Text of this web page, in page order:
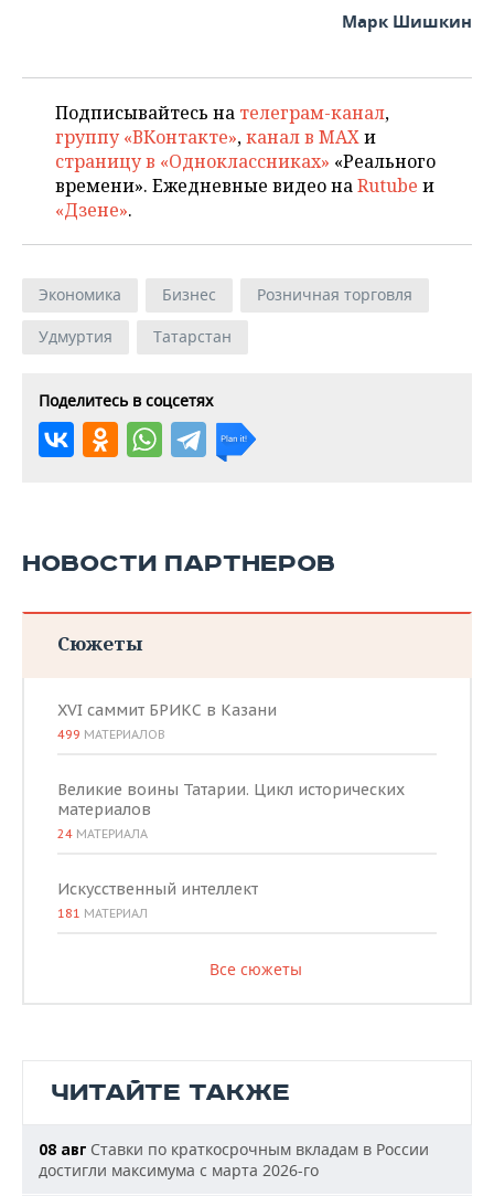
Марк Шишкин
Подписывайтесь на телеграм-канал,
группу «ВКонтакте»,канал в MAXи
страницу в «Одноклассниках» «Реального
времени». Ежедневные видео наRutube и
«Дзене».
Экономика Бизнес
Розничная торговля
Удмуртия
Татарстан
Поделитесь в соцсетях
НОВОСТИ ПАРТНЕРОВ
Сюжеты
XVI саммит БРИКС в Казани
499 МАТЕРИАЛОВ
Великие воины Татарии. Цикл исторических
материалов
24 МАТЕРИАЛА
Искусственный интеллект
181 МАТЕРИАЛ
Все сюжеты
ЧИТАЙТЕ ТАКЖЕ
08 авг Ставки по краткосрочным вкладам в России
достигли максимума с марта 2026-го